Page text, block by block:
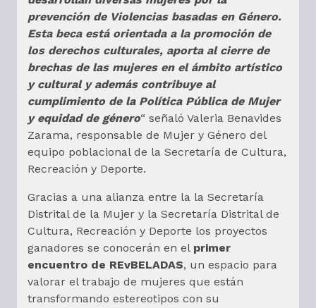
prevención de Violencias basadas en Género.
Esta beca está orientada a la promoción de
los derechos culturales, aporta al cierre de
brechas de las mujeres en el ámbito artístico
y cultural y además contribuye al
cumplimiento de la Política Pública de Mujer
y equidad de género“ señaló Valeria Benavides
Zarama, responsable de Mujer y Género del
equipo poblacional de la Secretaría de Cultura,
Recreación y Deporte.
Gracias a una alianza entre la la Secretaría
Distrital de la Mujer y la Secretaría Distrital de
Cultura, Recreación y Deporte los proyectos
ganadores se conocerán en el primer
encuentro de REvBELADAS, un espacio para
valorar el trabajo de mujeres que están
transformando estereotipos con su